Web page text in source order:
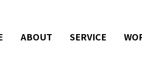
ABOUT SERVICE